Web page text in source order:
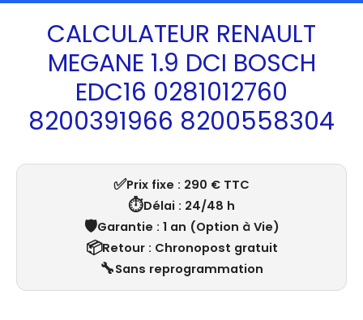
CALCULATEUR RENAULT
MEGANE 1.9 DCI BOSCH
EDC16 0281012760
8200391966 8200558304
✅Prix fixe : 290 € TTC
⏱️Délai : 24/48 h
🛡️Garantie : 1 an (Option à Vie)
📦Retour : Chronopost gratuit
🔧Sans reprogrammation